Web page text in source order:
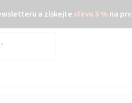
a získejte slevu 3 % na